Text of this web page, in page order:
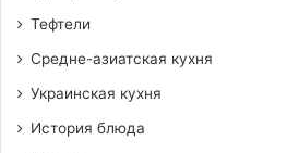
Тефтели
Средне-азиатская кухня
Украинская кухня
История блюда